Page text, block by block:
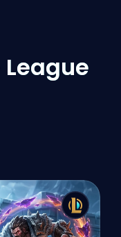
League